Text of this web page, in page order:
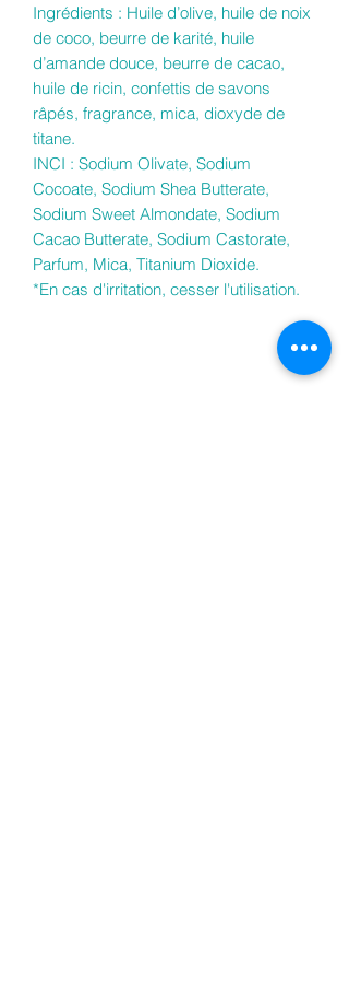
Ingrédients : Huile d’olive, huile de noix
de coco, beurre de karité, huile
d’amande douce, beurre de cacao,
huile de ricin, confettis de savons
râpés, fragrance, mica, dioxyde de
titane.
INCI : Sodium Olivate, Sodium
Cocoate, Sodium Shea Butterate,
Sodium Sweet Almondate, Sodium
Cacao Butterate, Sodium Castorate,
Parfum, Mica, Titanium Dioxide.
*En cas d'irritation, cesser l'utilisation.